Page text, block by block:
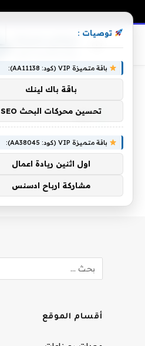
ركل
أقسام الموقع
توصيات :
باقة متميزة VIP (كود: AA11138):
باقة باك لينك
تحسين محركات البحث SEO
باقة متميزة VIP (كود: AA38045):
اول اثنين ريادة اعمال
مشاركة ارباح ادسنس